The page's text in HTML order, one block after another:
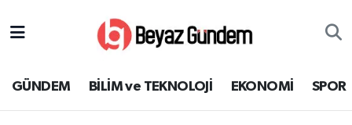
GÜNDEM BİLİM ve TEKNOLOJİ EKONOMİ SPOR